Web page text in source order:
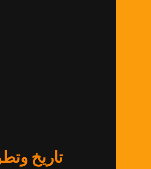
تاريخ